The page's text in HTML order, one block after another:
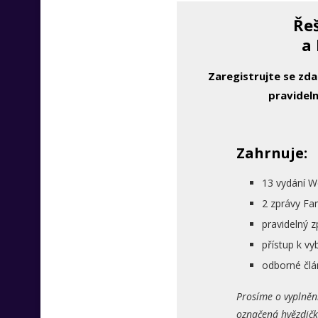
a
Zaregistrujte se
Zahrnuje:
13 vydání
2 zprávy
pravidelný
přístup k
odborné
Prosíme o
označená